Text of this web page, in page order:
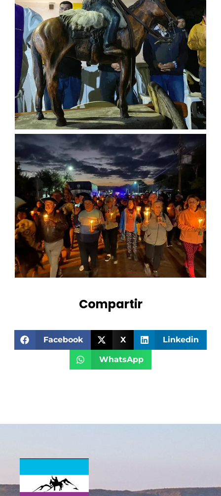
Compartir
Facebook X Linkedin
WhatsApp